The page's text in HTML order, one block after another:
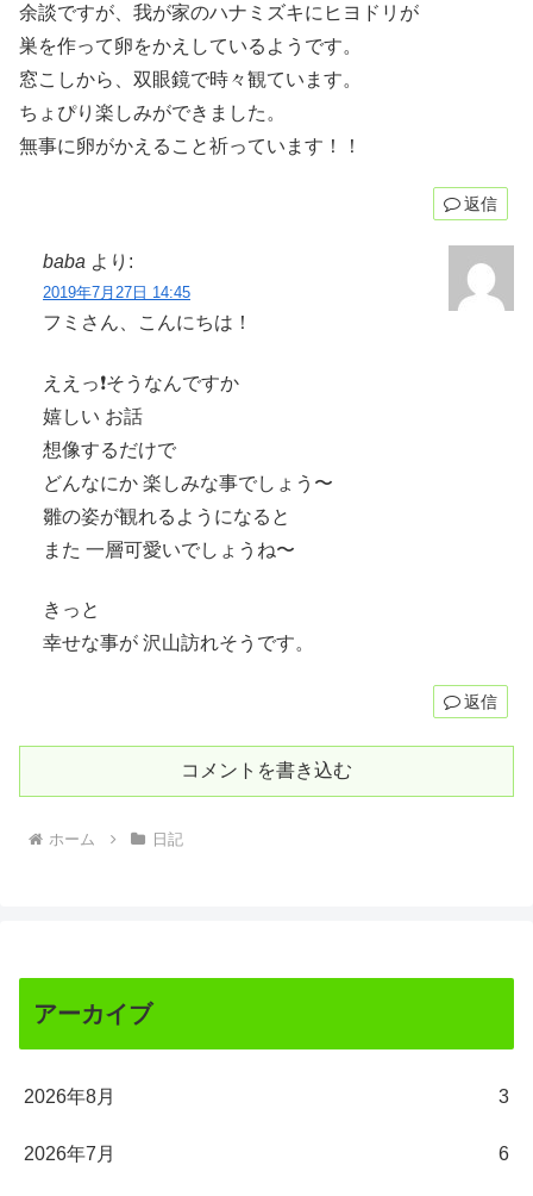
余談ですが、我が家のハナミズキにヒヨドリが
巣を作って卵をかえしているようです。
窓こしから、双眼鏡で時々観ています。
ちょぴり楽しみができました。
無事に卵がかえること祈っています！！
返信
baba より:
2019年7月27日 14:45
フミさん、こんにちは！
ええっ❗️そうなんですか
嬉しい お話
想像するだけで
どんなにか 楽しみな事でしょう〜
雛の姿が観れるようになると
また 一層可愛いでしょうね〜
きっと
幸せな事が 沢山訪れそうです。
返信
コメントを書き込む
ホーム 日記
アーカイブ
2026年8月 3
2026年7月 6